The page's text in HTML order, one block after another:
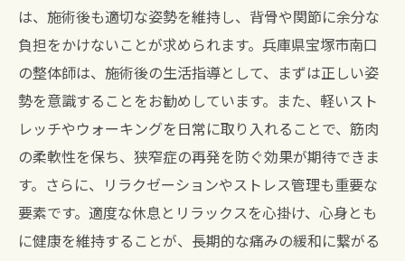
は、施術後も適切な姿勢を維持し、背骨や関節に余分な
負担をかけないことが求められます。兵庫県宝塚市南口
の整体師は、施術後の生活指導として、まずは正しい姿
勢を意識することをお勧めしています。また、軽いスト
レッチやウォーキングを日常に取り入れることで、筋肉
の柔軟性を保ち、狭窄症の再発を防ぐ効果が期待できま
す。さらに、リラクゼーションやストレス管理も重要な
要素です。適度な休息とリラックスを心掛け、心身とも
に健康を維持することが、長期的な痛みの緩和に繋がる